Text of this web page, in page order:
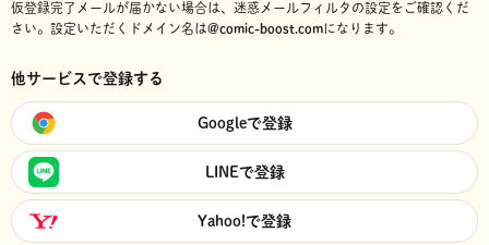
仮登録完了メールが届かない場合は、迷惑メールフィルタの設定をご確認くだ
さい。 設定いただくドメイン名は@comic-boost.comになります。
他サービスで登録する
Googleで登録
LINEで登録
Yahoo!で登録